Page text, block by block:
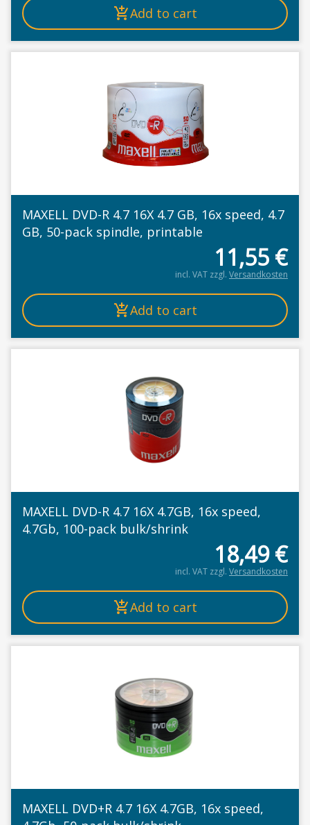
Add to cart
MAXELL DVD-R 4.7 16X 4.7 GB, 16x speed, 4.7
GB, 50-pack spindle, printable
11,55 €
incl. VAT zzgl. Versandkosten
Add to cart
MAXELL DVD-R 4.7 16X 4.7GB, 16x speed,
4.7Gb, 100-pack bulk/shrink
18,49€
incl. VAT zzgl. Versandkosten
Add to cart
MAXELL DVD+R 4.7 16X 4.7GB, 16x speed,